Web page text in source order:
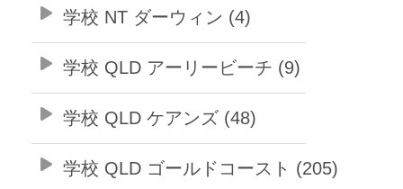
学校 NT ダーウィン (4)
学校 QLD アーリービーチ (9)
学校 QLD ケアンズ (48)
学校 QLD ゴールドコースト (205)